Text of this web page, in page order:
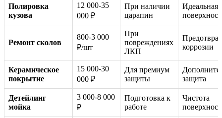
Полировка
кузова
12 000-35
000 ₽
При наличии
царапин
Идеальная
Ремонт сколов
800-3 000
₽/шт
При
повреждениях
ЛКП
коррозии
Керамическое
покрытие
15 000-30
000 ₽
Для премиум
защиты
защита
Детейлинг
мойка
3 000-8 000
₽
Подготовка к
работе
Чистота